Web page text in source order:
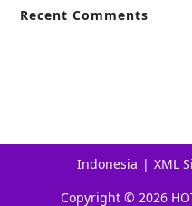
Recent Comments
Indonesia XML
Copyright © 2026